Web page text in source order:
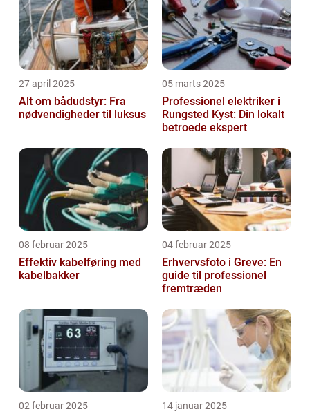
27 april 2025
Alt om bådudstyr: Fra
nødvendigheder til luksus
05 marts 2025
Professionel elektriker i
Rungsted Kyst: Din lokalt
betroede ekspert
08 februar 2025
Effektiv kabelføring med
kabelbakker
04 februar 2025
Erhvervsfoto i Greve: En
guide til professionel
fremtræden
02 februar 2025 14 januar 2025